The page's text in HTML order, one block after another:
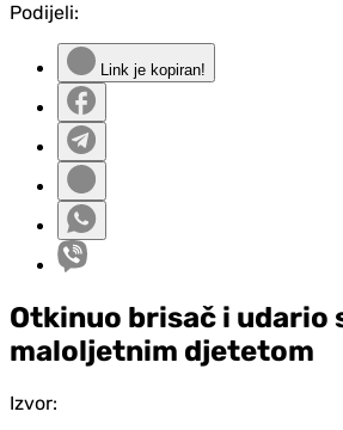
Podijeli:
Link je kopiran!
Otkinuo brisač i udario
maloljetnim djetetom
Izvor: